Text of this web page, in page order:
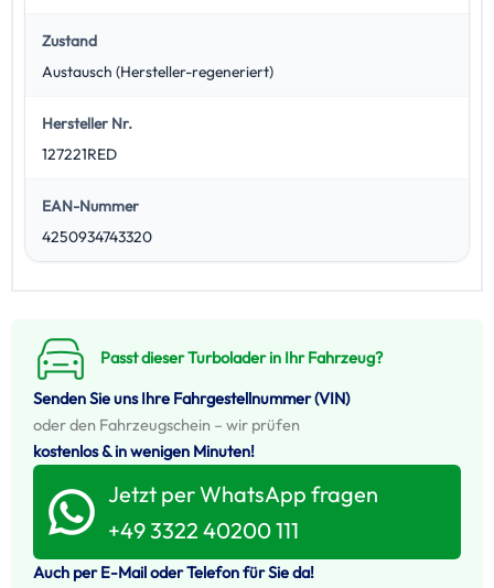
Zustand
Austausch (Hersteller-regeneriert)
Hersteller Nr.
127221RED
EAN-Nummer
4250934743320
Passt dieser Turbolader in Ihr Fahrzeug?
Senden Sie uns Ihre Fahrgestellnummer (VIN)
oder den Fahrzeugschein – wir prüfen
kostenlos & in wenigen Minuten!
Jetzt per WhatsApp fragen
+49 3322 40200 111
Auch per E-Mail oder Telefon für Sie da!